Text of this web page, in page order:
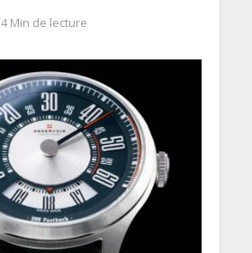
4 Min de lecture